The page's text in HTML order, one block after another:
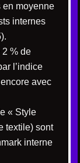
en moyenne
internes
2 % de
l’indice
avec
« Style
textile) sont
interne